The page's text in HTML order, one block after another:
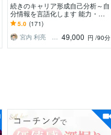
続きのキャリア形成自己分析～自
分情報を言語化します 能力・価
値観・興味・想い・願い～やりた
いことキャリアデザイン
5.0 (171)
宮内 利亮 キャリアコンサルタント 49,000 円 /90分